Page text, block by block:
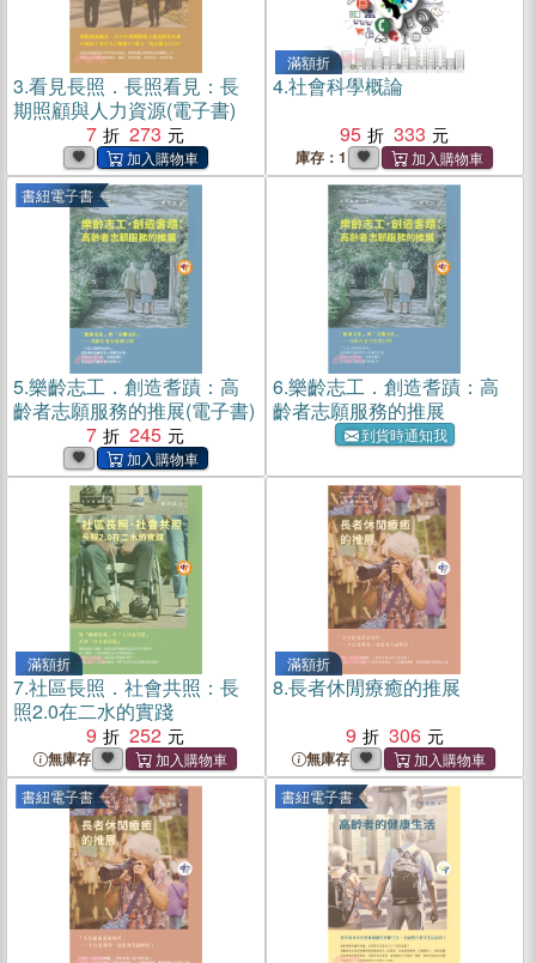
3.看見長照．長照看見：長
期照顧與人力資源(電子書)
7
273
滿額折
4.社會科學概論
95
333
庫存：1
書紐電子書
5.樂齡志工．創造耆蹟：高
齡者志願服務的推展(電子書)
7
245
6.樂齡志工．創造耆蹟：高
齡者志願服務的推展
到貨時通知我
滿額折
7.社區長照．社會共照：長
照2.0在二水的實踐
9
252
無庫存
滿額折
8.長者休閒療癒的推展
9
306
無庫存
書紐電子書 書紐電子書